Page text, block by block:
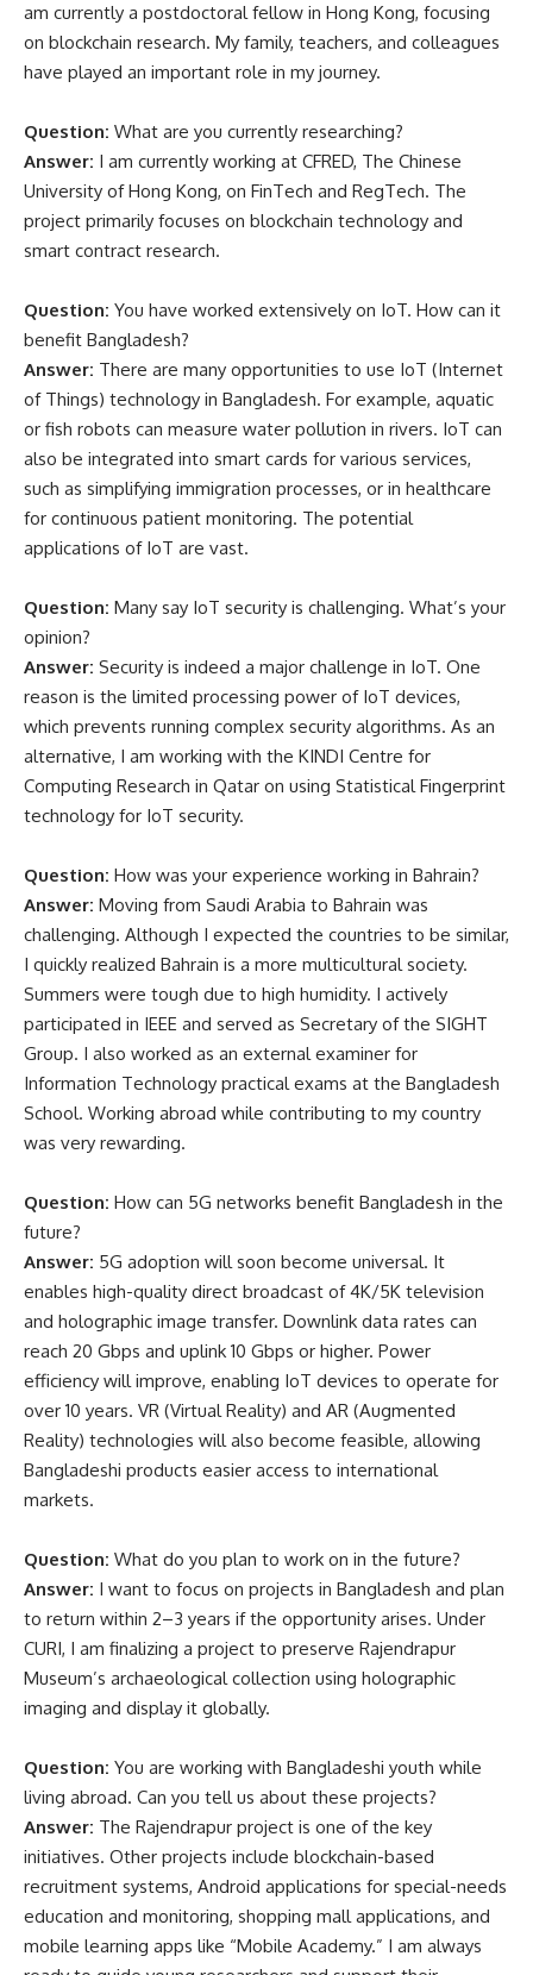
am currently a postdoctoral fellow in Hong Kong, focusing
on blockchain research. My family, teachers, and colleagues
have played an important role in my journey.
Question: What are you currently researching?
Answer: I am currently working at CFRED, The Chinese
University of Hong Kong, on FinTech and RegTech. The
project primarily focuses on blockchain technology and
smart contract research.
Question: You have worked extensively on IoT. How can it
benefit Bangladesh?
Answer: There are many opportunities to use IoT (Internet
of Things) technology in Bangladesh. For example, aquatic
or fish robots can measure water pollution in rivers. IoT can
also be integrated into smart cards for various services,
such as simplifying immigration processes, or in healthcare
for continuous patient monitoring. The potential
applications of IoT are vast.
Question: Many say IoT security is challenging. What’s your
opinion?
Answer: Security is indeed a major challenge in IoT. One
reason is the limited processing power of IoT devices,
which prevents running complex security algorithms. As an
alternative, I am working with the KINDI Centre for
Computing Research in Qatar on using Statistical Fingerprint
technology for IoT security.
Question: How was your experience working in Bahrain?
Answer: Moving from Saudi Arabia to Bahrain was
challenging. Although I expected the countries to be similar,
I quickly realized Bahrain is a more multicultural society.
Summers were tough due to high humidity. I actively
participated in IEEE and served as Secretary of the SIGHT
Group. I also worked as an external examiner for
Information Technology practical exams at the Bangladesh
School. Working abroad while contributing to my country
was very rewarding.
Question: How can 5G networks benefit Bangladesh in the
future?
Answer: 5G adoption will soon become universal. It
enables high-quality direct broadcast of 4K/5K television
and holographic image transfer. Downlink data rates can
reach 20 Gbps and uplink 10 Gbps or higher. Power
efficiency will improve, enabling IoT devices to operate for
over 10 years. VR (Virtual Reality) and AR (Augmented
Reality) technologies will also become feasible, allowing
Bangladeshi products easier access to international
markets.
Question: What do you plan to work on in the future?
Answer: I want to focus on projects in Bangladesh and plan
to return within 2–3 years if the opportunity arises. Under
CURI, I am finalizing a project to preserve Rajendrapur
Museum’s archaeological collection using holographic
imaging and display it globally.
Question: You are working with Bangladeshi youth while
living abroad. Can you tell us about these projects?
Answer: The Rajendrapur project is one of the key
initiatives. Other projects include blockchain-based
recruitment systems, Android applications for special-needs
education and monitoring, shopping mall applications, and
mobile learning apps like “Mobile Academy.” I am always